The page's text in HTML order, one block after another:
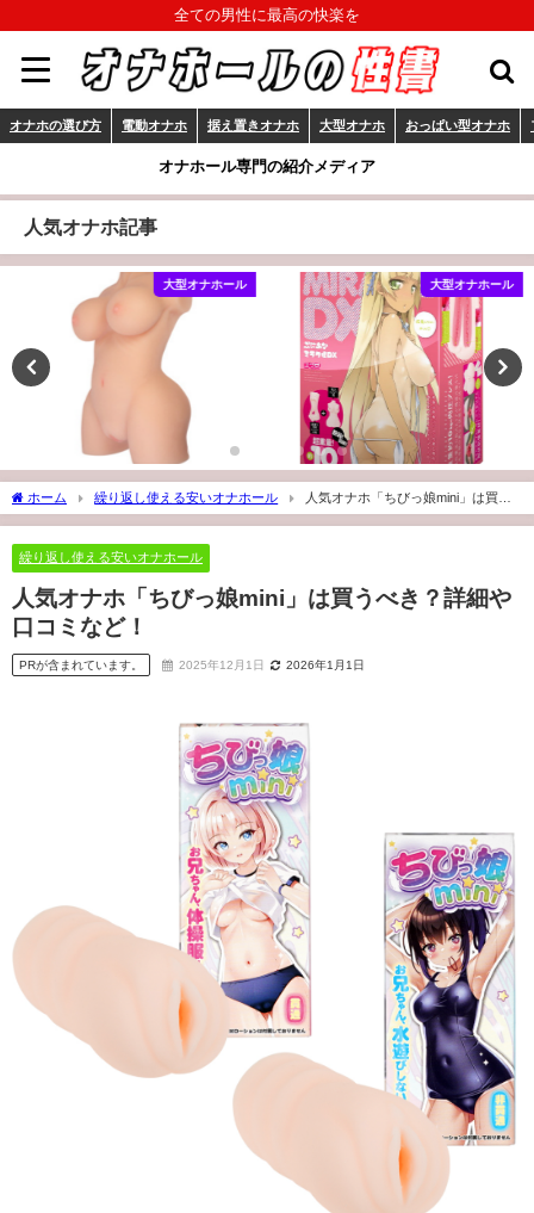
全ての男性に最高の快楽を
オナホの選び方 電動オナホ 据え置きオナホ 大型オナホ おっぱい型オナホ
オナホール専門の紹介メディア
人気オナホ記事
大型オナホール 大型オナホール
ホーム 繰り返し使える安いオナホール
人気オナホ「ちびっ娘mini」は買う
べき？詳細や口コミなど！
繰り返し使える安いオナホール
人気オナホ「ちびっ娘mini」は買うべき？詳細や
口コミなど！
PRが含まれています。 2025年12月1日 2026年1月1日